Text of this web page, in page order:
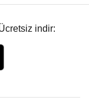
indir: